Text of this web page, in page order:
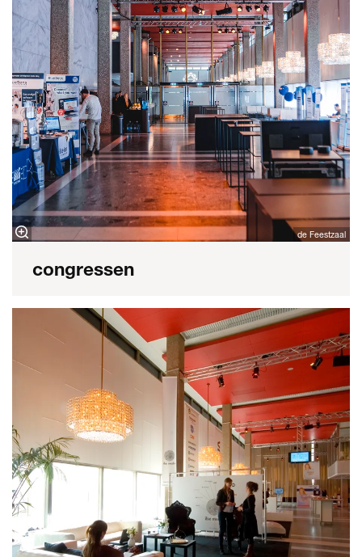
de Feestzaal
congressen